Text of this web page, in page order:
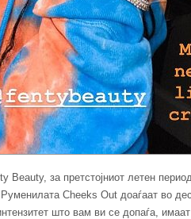
Beauty, за претстојниот летен
Cheeks Out доаѓаат во
што вам ви се допаѓа,